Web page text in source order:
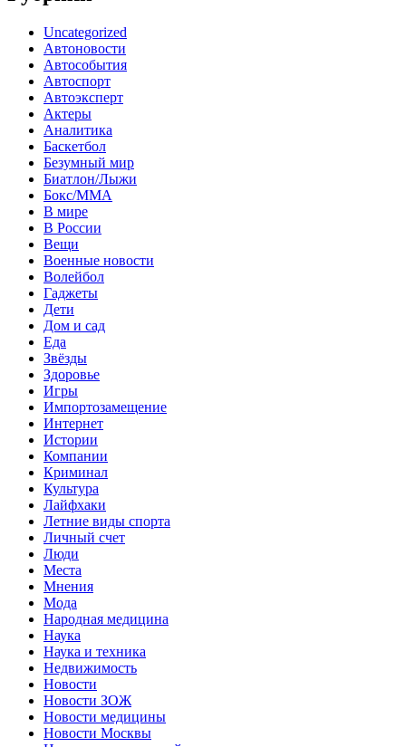
Uncategorized
Автоновости
Автособытия
Автоспорт
Автоэксперт
Актеры
Аналитика
Баскетбол
Безумный мир
Биатлон/Лыжи
Бокс/MMA
В мире
В России
Вещи
Военные новости
Волейбол
Гаджеты
Дети
Дом и сад
Еда
Звёзды
Здоровье
Игры
Импортозамещение
Интернет
Истории
Компании
Криминал
Культура
Лайфхаки
Летние виды спорта
Личный счет
Люди
Места
Мнения
Мода
Народная медицина
Наука
Наука и техника
Недвижимость
Новости
Новости ЗОЖ
Новости медицины
Новости Москвы